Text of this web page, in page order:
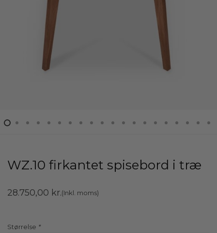
WZ.10 firkantet spisebord i træ
28.750,00 kr.(Inkl. moms)
Størrelse